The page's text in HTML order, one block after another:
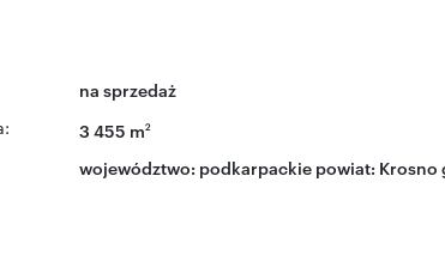
na sprzedaż
3 455 m2
województwo: podkarpackie powiat: Krosno